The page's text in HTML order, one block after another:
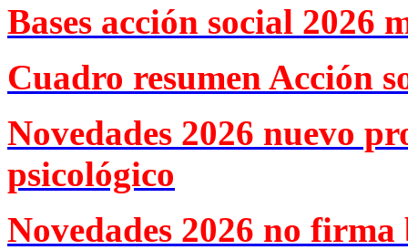
Bases acción social 2026
Cuadro resumen Acción
Novedades 2026 nuevo
psicológico
Novedades 2026 no firma